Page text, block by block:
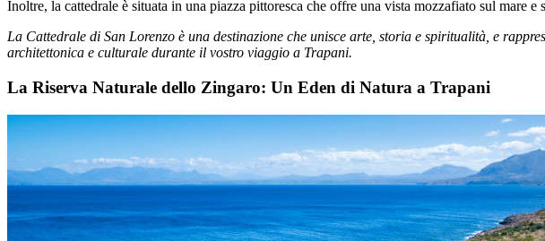
Inoltre, la cattedrale è situata in una piazza pittoresca che offre una vista mozzafiato sul mare
La Cattedrale di San Lorenzo è una destinazione che unisce arte, storia e spiritualità, e
architettonica e culturale durante il vostro viaggio a Trapani.
La Riserva Naturale dello Zingaro: Un Eden di Natura a Trapani